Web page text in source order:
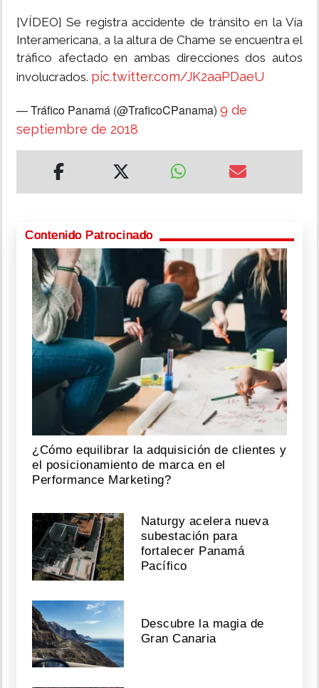
[VÍDEO] Se registra accidente de tránsito en la Vía
Interamericana, a la altura de Chame se encuentra el
tráfico afectado en ambas direcciones dos autos
involucrados. pic.twitter.com/JK2aaPDaeU
— Tráfico Panamá (@TraficoCPanama) 9 de
septiembre de 2018
Contenido Patrocinado
¿Cómo equilibrar la adquisición de clientes y
el posicionamiento de marca en el
Performance Marketing?
Naturgy acelera nueva
subestación para
fortalecer Panamá
Pacífico
Descubre la magia de
Gran Canaria